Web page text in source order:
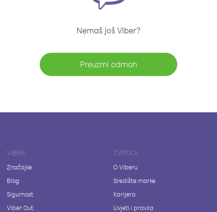
Nemaš još Viber?
Preuzmi odmah
VIBER
Značajke
Blog
Sigurnost
Viber Out
TVRTKA
O Viberu
Središte marke
Karijera
Uvjeti i pravila